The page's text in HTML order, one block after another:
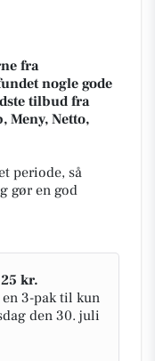
fra
nogle gode
tilbud fra
Meny, Netto,
periode, så
gør en god
kr.
3-pak til kun
den 30. juli